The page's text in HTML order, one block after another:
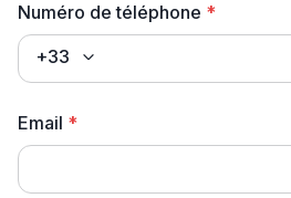
Numéro de téléphone *
+33
Email *